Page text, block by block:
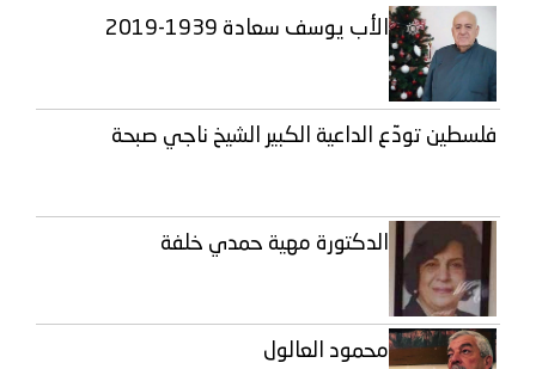
الأب يوسف سعادة 1939-2019
فلسطين تودّع الداعية الكبير الشيخ ناجي صبحة
الدكتورة مهية حمدي خلفة
محمود العالول